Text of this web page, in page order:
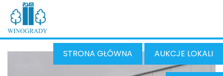
STRONA GŁÓWNA AUKCJE LOKALI